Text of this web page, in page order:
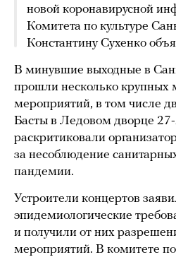
новой коронавирусной
Комитета по культуре
Константину Сухенко
В минувшие выходные в
прошли несколько крупных
мероприятий, в том числе
Басты в Ледовом дворце 27-
раскритиковали
за несоблюдение
пандемии.
Устроители концертов
эпидемиологические
и получили от них
мероприятий. В комитете по